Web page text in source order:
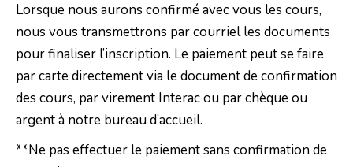
Lorsque nous aurons confirmé avec vous les cours,
nous vous transmettrons par courriel les documents
pour finaliser l’inscription. Le paiement peut se faire
par carte directement via le document de confirmation
des cours, par virement Interac ou par chèque ou
argent à notre bureau d’accueil.
**Ne pas effectuer le paiement sans confirmation de